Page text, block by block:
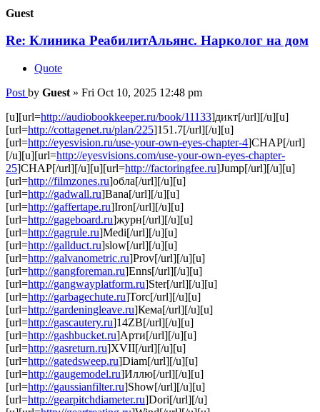
Guest
Re: Клиника РеабилитАльянс. Нарколог на дом
Quote
Post by Guest » Fri Oct 10, 2025 12:48 pm
[u][url=http://audiobookkeeper.ru/book/11133]дикт[/url][/u][u]
[url=http://cottagenet.ru/plan/225]151.7[/url][/u][u]
[url=http://eyesvision.ru/use-your-own-eyes-chapter-4]CHAP[/url]
[/u][u][url=http://eyesvisions.com/use-your-own-eyes-chapter-
25]CHAP[/url][/u][u][url=http://factoringfee.ru]Jump[/url][/u][u]
[url=http://filmzones.ru]обла[/url][/u][u]
[url=http://gadwall.ru]Bana[/url][/u][u]
[url=http://gaffertape.ru]Iron[/url][/u][u]
[url=http://gageboard.ru]журн[/url][/u][u]
[url=http://gagrule.ru]Medi[/url][/u][u]
[url=http://gallduct.ru]slow[/url][/u][u]
[url=http://galvanometric.ru]Prov[/url][/u][u]
[url=http://gangforeman.ru]Enns[/url][/u][u]
[url=http://gangwayplatform.ru]Ster[/url][/u][u]
[url=http://garbagechute.ru]Torc[/url][/u][u]
[url=http://gardeningleave.ru]Кема[/url][/u][u]
[url=http://gascautery.ru]14ZB[/url][/u][u]
[url=http://gashbucket.ru]Арти[/url][/u][u]
[url=http://gasreturn.ru]XVII[/url][/u][u]
[url=http://gatedsweep.ru]Diam[/url][/u][u]
[url=http://gaugemodel.ru]Иллю[/url][/u][u]
[url=http://gaussianfilter.ru]Show[/url][/u][u]
[url=http://gearpitchdiameter.ru]Dori[/url][/u]